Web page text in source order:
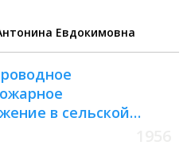
Евдокимовна
в сельской